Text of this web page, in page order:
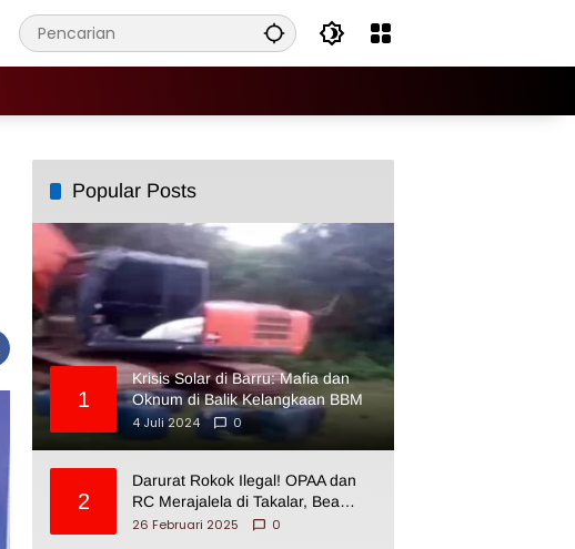
Popular Posts
1
Krisis Solar di Barru: Mafia dan
Oknum di Balik Kelangkaan BBM
4 Juli 2024
0
2
Darurat Rokok Ilegal! OPAA dan
RC Merajalela di Takalar, Bea
Cukai Impoten
26 Februari 2025 0